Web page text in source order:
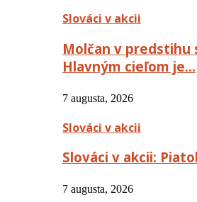
Slováci v akcii
Molčan v predstihu
Hlavným cieľom je…
7 augusta, 2026
Slováci v akcii
Slováci v akcii:
7 augusta, 2026